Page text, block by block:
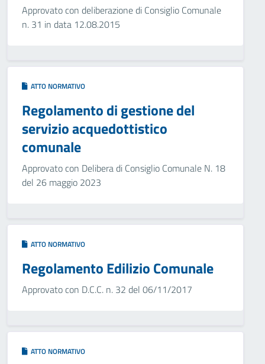
Approvato con deliberazione di Consiglio Comunale
n. 31 in data 12.08.2015
ATTO NORMATIVO
Regolamento di gestione del
servizio acquedottistico
comunale
Approvato con Delibera di Consiglio Comunale N. 18
del 26 maggio 2023
ATTO NORMATIVO
Regolamento Edilizio Comunale
Approvato con D.C.C. n. 32 del 06/11/2017
ATTO NORMATIVO